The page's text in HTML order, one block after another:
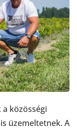
közösségi
üzemeltetnek. A